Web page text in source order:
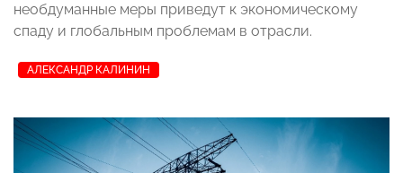
необдуманные меры приведут к экономическому
спаду и глобальным проблемам в отрасли.
АЛЕКСАНДР КАЛИНИН